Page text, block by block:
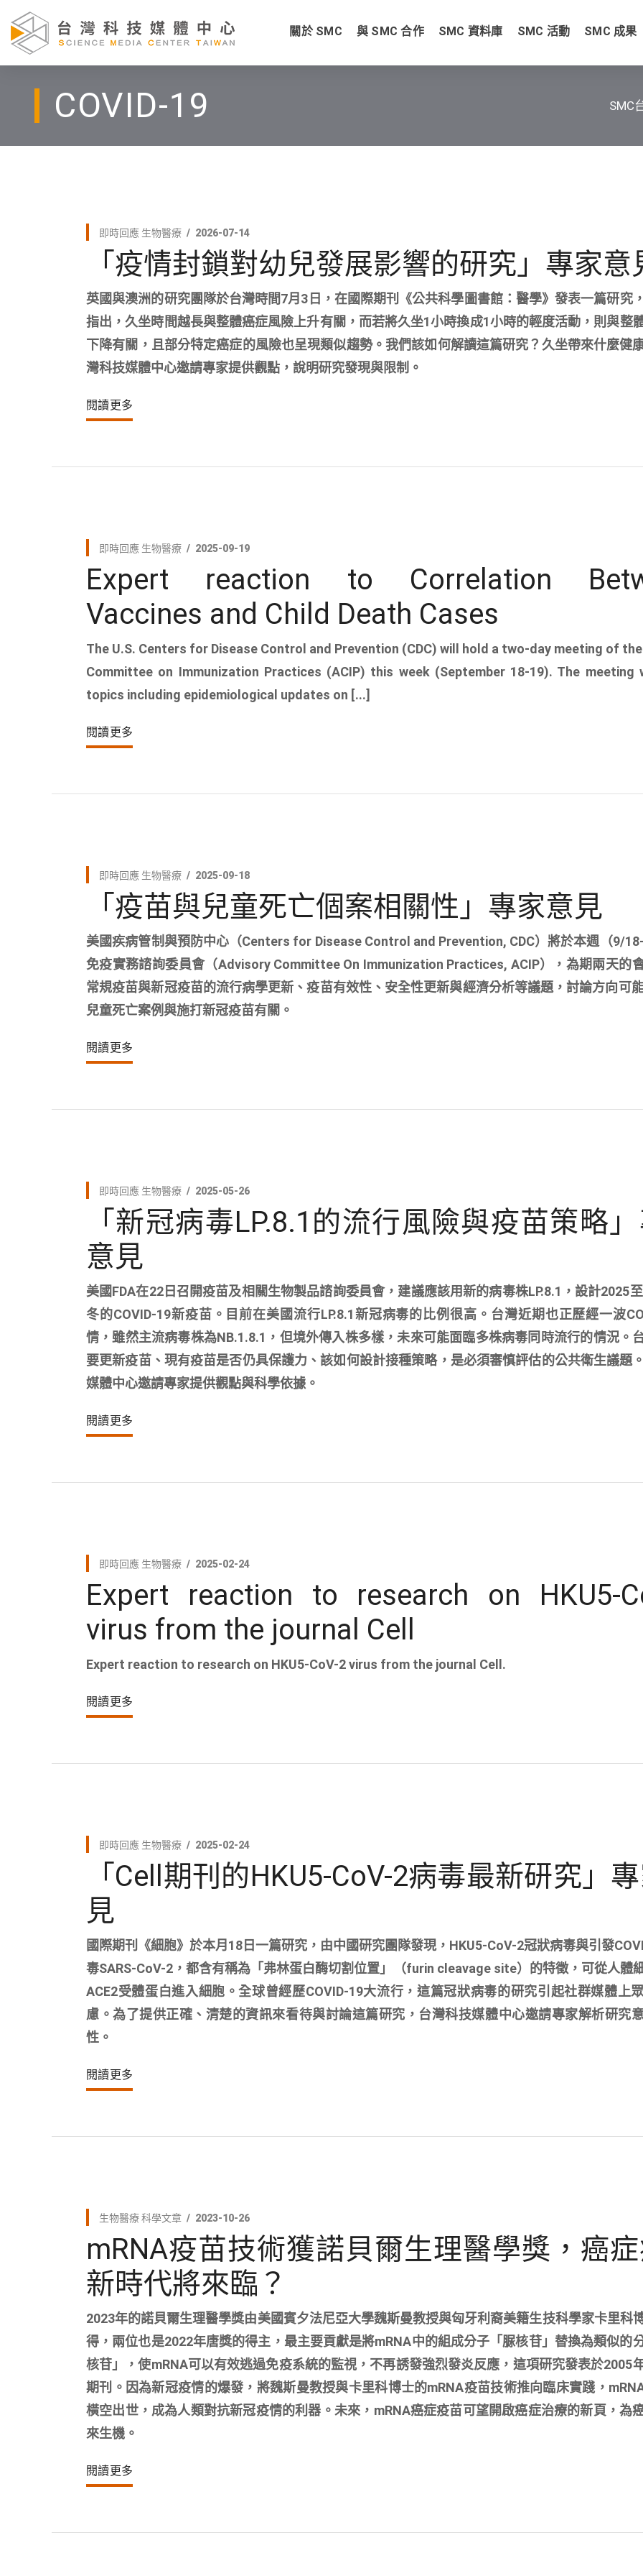
關於 SMC 與 SMC 合作 SMC 資料庫 SMC 活動 SMC 成果
COVID-19 SMC
即時回應 生物醫療 2026-07-14
「疫情封鎖對幼兒發展影響的研究」專家意
英國與澳洲的研究團隊於台灣時間7月3日，在國際期刊《公共科學圖書館：醫學》發表一篇研究
指出，久坐時間越長與整體癌症風險上升有關，而若將久坐1小時換成1小時的輕度活動，則與整
下降有關，且部分特定癌症的風險也呈現類似趨勢。我們該如何解讀這篇研究？久坐帶來什麼健
灣科技媒體中心邀請專家提供觀點，說明研究發現與限制。
閱讀更多
即時回應 生物醫療 2025-09-19
Expert reaction to Correlation
Vaccines and Child Death Cases
The U.S. Centers for Disease Control and Prevention (CDC) will hold a two-day meeting of
Committee on Immunization Practices (ACIP) this week (September 18-19). The meeting
topics including epidemiological updates on [...]
閱讀更多
即時回應 生物醫療 2025-09-18
「疫苗與兒童死亡個案相關性」專家意見
美國疾病管制與預防中心（Centers for Disease Control and Prevention, CDC）將於本週（9/
免疫實務諮詢委員會（Advisory Committee On Immunization Practices, ACIP），為期兩天的
常規疫苗與新冠疫苗的流行病學更新、疫苗有效性、安全性更新與經濟分析等議題，討論方向可
兒童死亡案例與施打新冠疫苗有關。
閱讀更多
即時回應 生物醫療 2025-05-26
「新冠病毒LP.8.1的流行風險與疫苗策略
意見
美國FDA在22日召開疫苗及相關生物製品諮詢委員會，建議應該用新的病毒株LP.8.1，設計2025
冬的COVID-19新疫苗。目前在美國流行LP.8.1新冠病毒的比例很高。台灣近期也正歷經一波
情，雖然主流病毒株為NB.1.8.1，但境外傳入株多樣，未來可能面臨多株病毒同時流行的情況。
要更新疫苗、現有疫苗是否仍具保護力、該如何設計接種策略，是必須審慎評估的公共衛生議題
媒體中心邀請專家提供觀點與科學依據。
閱讀更多
即時回應 生物醫療 2025-02-24
Expert reaction to research on HKU5-
virus from the journal Cell
Expert reaction to research on HKU5-CoV-2 virus from the journal Cell.
閱讀更多
即時回應 生物醫療 2025-02-24
「Cell期刊的HKU5-CoV-2病毒最新研究」
見
國際期刊《細胞》於本月18日一篇研究，由中國研究團隊發現，HKU5-CoV-2冠狀病毒與引發
毒SARS-CoV-2，都含有稱為「弗林蛋白酶切割位置」（furin cleavage site）的特徵，可從人體
ACE2受體蛋白進入細胞。全球曾經歷COVID-19大流行，這篇冠狀病毒的研究引起社群媒體上
慮。為了提供正確、清楚的資訊來看待與討論這篇研究，台灣科技媒體中心邀請專家解析研究
性。
閱讀更多
生物醫療科學文章 2023-10-26
mRNA疫苗技術獲諾貝爾生理醫學獎，癌
新時代將來臨？
2023年的諾貝爾生理醫學獎由美國賓夕法尼亞大學魏斯曼教授與匈牙利裔美籍生技科學家卡里科
得，兩位也是2022年唐獎的得主，最主要貢獻是將mRNA中的組成分子「脲核苷」替換為類似的
核苷」，使mRNA可以有效逃過免疫系統的監視，不再誘發強烈發炎反應，這項研究發表於2005
期刊。因為新冠疫情的爆發，將魏斯曼教授與卡里科博士的mRNA疫苗技術推向臨床實踐，
橫空出世，成為人類對抗新冠疫情的利器。未來，mRNA癌症疫苗可望開啟癌症治療的新頁，為
來生機。
閱讀更多